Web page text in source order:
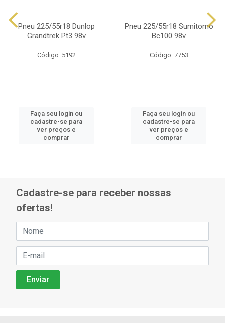
Pneu 225/55r18 Dunlop
Grandtrek Pt3 98v
Código: 5192
Faça seu login ou
cadastre-se para
ver preços e
comprar
Pneu 225/55r18 Sumitomo
Bc100 98v
Código: 7753
Faça seu login ou
cadastre-se para
ver preços e
comprar
Cadastre-se para receber nossas
ofertas!